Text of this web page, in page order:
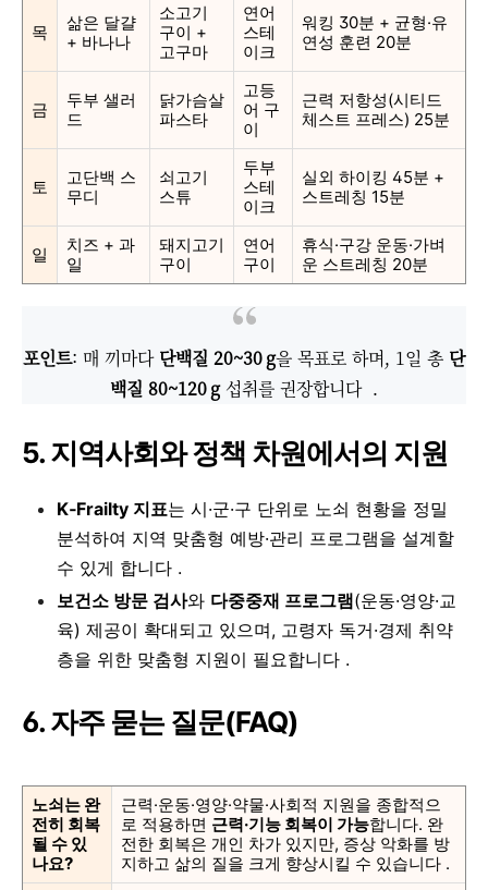
목
삶은 달걀
+ 바나나
소고기
구이 +
고구마
연어
스테
이크
워킹 30분 + 균형·유
연성 훈련 20분
금
두부 샐러
드
닭가슴살
파스타
고등
어 구
이
근력 저항성(시티드
체스트 프레스) 25분
토
고단백 스
무디
쇠고기
스튜
두부
스테
이크
실외 하이킹 45분 +
스트레칭 15분
일
치즈 + 과
일
돼지고기
구이
연어
구이
휴식·구강 운동·가벼
운 스트레칭 20분
포인트: 매 끼마다 단백질 20~30 g을 목표로 하며, 1일 총 단
백질 80~120 g섭취를 권장합니다 .
5. 지역사회와 정책 차원에서의 지원
K‑Frailty 지표는 시·군·구 단위로 노쇠 현황을 정밀
분석하여 지역 맞춤형 예방·관리 프로그램을 설계할
수 있게 합니다 .
보건소 방문 검사와 다중중재 프로그램(운동·영양·교
육) 제공이 확대되고 있으며, 고령자 독거·경제 취약
층을 위한 맞춤형 지원이 필요합니다 .
6. 자주 묻는 질문(FAQ)
노쇠는 완
전히 회복
될 수 있
나요?
근력·운동·영양·약물·사회적 지원을 종합적으
로 적용하면 근력·기능 회복이 가능합니다. 완
전한 회복은 개인 차가 있지만, 증상 악화를 방
지하고 삶의 질을 크게 향상시킬 수 있습니다 .